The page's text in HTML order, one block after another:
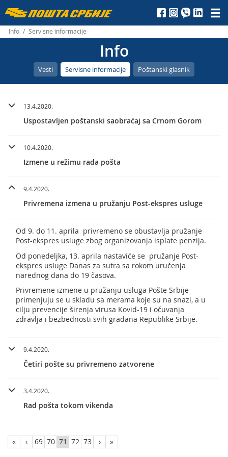
Пошта
Србије
д.о.о.
Info / Servisne informacije
Info
Vesti Servisne informacije Poštanski glasnik
13.4.2020.
Uspostavljen poštanski saobraćaj sa Crnom Gorom
10.4.2020.
Izmene u režimu rada pošta
9.4.2020.
Privremena izmena u pružanju Post-ekspres usluge
Od 9. do 11. aprila privremeno se obustavlja pružanje
Post-ekspres usluge zbog organizovanja isplate penzija.
Od ponedeljka, 13. aprila nastaviće se pružanje Post-
ekspres usluge Danas za sutra sa rokom uručenja
narednog dana do 19 časova.
Privremene izmene u pružanju usluga Pošte Srbije
primenjuju se u skladu sa merama koje su na snazi, a u
cilju prevencije širenja virusa Kovid-19 i očuvanja
zdravlja i bezbednosti svih građana Republike Srbije.
9.4.2020.
Četiri pošte su privremeno zatvorene
3.4.2020.
Rad pošta tokom vikenda
« ‹ 69 70 71 72 73 › »